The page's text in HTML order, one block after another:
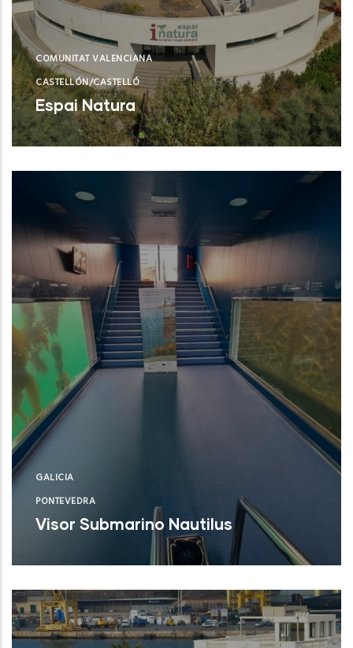
COMUNITAT VALENCIANA
CASTELLÓN/CASTELLÓ
Espai Natura
Torreblanca (Castelló/Castellón)
GALICIA
PONTEVEDRA
Visor Submarino Nautilus
Autoridad Portuaria de Vigo (Pontevedra)
NUEVO